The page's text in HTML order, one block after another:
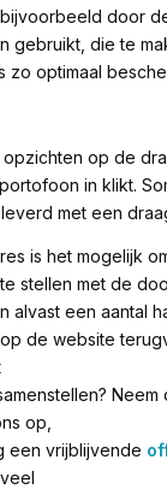
door
gebruikt, die te
zo optimaal
op de
in klikt.
met een
is het mogelijk
stellen met de
alvast een aantal
de website
Neem
op,
een vrijblijvende